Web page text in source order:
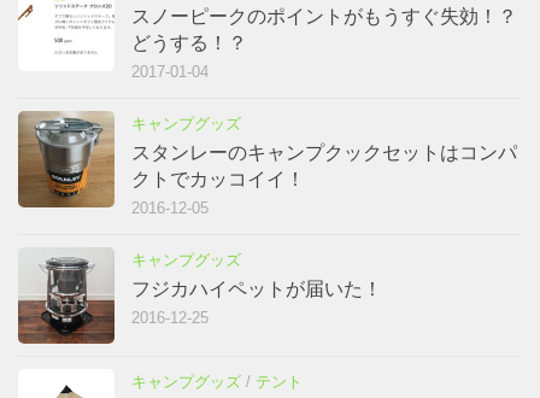
スノーピークのポイントがもうすぐ失効！？
どうする！？
2017-01-04
キャンプグッズ
スタンレーのキャンプクックセットはコンパ
クトでカッコイイ！
2016-12-05
キャンプグッズ
フジカハイペットが届いた！
2016-12-25
キャンプグッズ / テント